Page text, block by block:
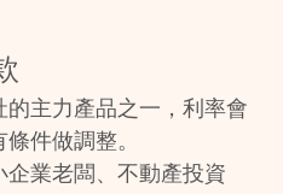
的主力產品之一，利率會
件做調整。
企業老闆、不動產投資